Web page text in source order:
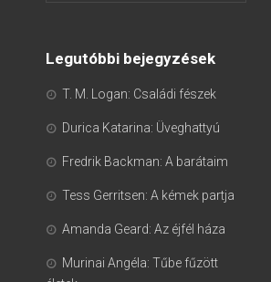
Legutóbbi bejegyzések
T. M. Logan: Családi fészek
Durica Katarina: Üveghattyú
Fredrik Backman: A barátaim
Tess Gerritsen: A kémek partja
Amanda Geard: Az éjfél háza
Murinai Angéla: Tűbe fűzött